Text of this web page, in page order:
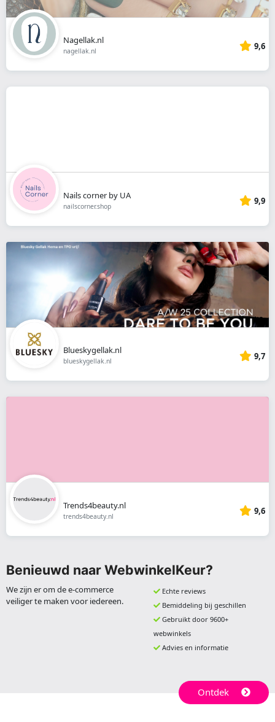
Nagellak.nl
nagellak.nl 9,6
Nails corner by UA
nailscorner.shop 9,9
Blueskygellak.nl
blueskygellak.nl 9,7
Trends4beauty.nl
trends4beauty.nl 9,6
Benieuwd naar WebwinkelKeur?
We zijn er om de e-commerce
veiliger te maken voor iedereen.
Echte reviews
Bemiddeling bij geschillen
Gebruikt door 9600+
webwinkels
Advies en informatie
Ontdek